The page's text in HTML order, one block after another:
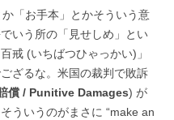
「お手本」とかそういう意
いう所の「見せしめ」とい
戒 (いちばつひゃっかい)」
ざるな。米国の裁判で敗訴
償 / Punitive Damages) が
ういうのがまさに “make an